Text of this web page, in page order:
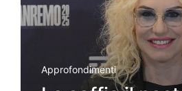
Approfondimenti